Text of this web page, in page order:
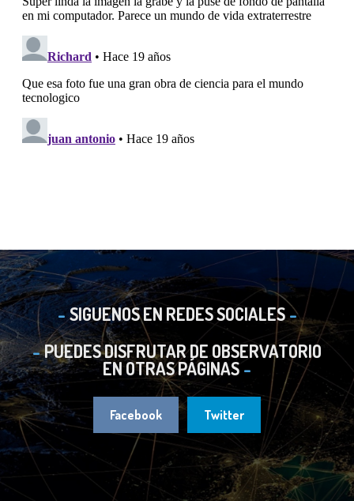
SIGUENOS EN REDES SOCIALES
PUEDES DISFRUTAR DE OBSERVATORIO
EN OTRAS PÁGINAS
Facebook Twitter